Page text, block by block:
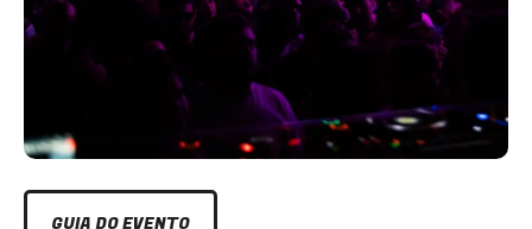
GUIA DO EVENTO